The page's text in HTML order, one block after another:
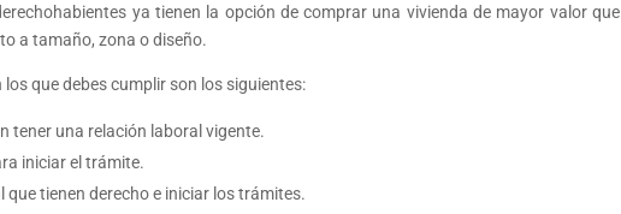
ya tienen la opción de comprar una vivienda de mayor valor que
a tamaño, zona o diseño.
que debes cumplir son los siguientes:
tener una relación laboral vigente.
iniciar el trámite.
tienen derecho e iniciar los trámites.